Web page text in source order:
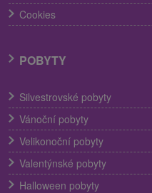
Cookies
POBYTY
Silvestrovské pobyty
Vánoční pobyty
Velikonoční pobyty
Valentýnské pobyty
Halloween pobyty